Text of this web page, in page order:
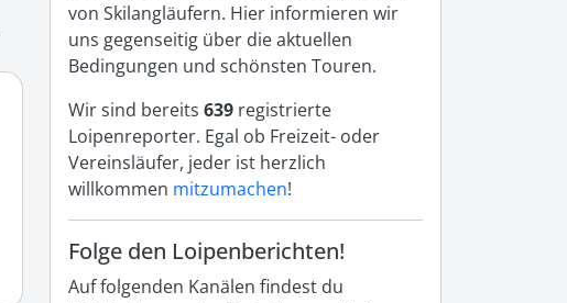
von Skilangläufern. Hier informieren wir
uns gegenseitig über die aktuellen
Bedingungen und schönsten Touren.
Wir sind bereits 639 registrierte
Loipenreporter. Egal ob Freizeit- oder
Vereinsläufer, jeder ist herzlich
willkommen mitzumachen!
Folge den Loipenberichten!
Auf folgenden Kanälen findest du